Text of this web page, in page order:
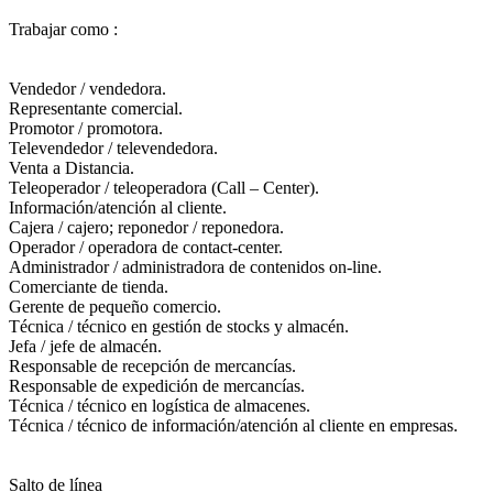
Trabajar como :
Vendedor / vendedora.
Representante comercial.
Promotor / promotora.
Televendedor / televendedora.
Venta a Distancia.
Teleoperador / teleoperadora (Call – Center).
Información/atención al cliente.
Cajera / cajero; reponedor / reponedora.
Operador / operadora de contact-center.
Administrador / administradora de contenidos on-line.
Comerciante de tienda.
Gerente de pequeño comercio.
Técnica / técnico en gestión de stocks y almacén.
Jefa / jefe de almacén.
Responsable de recepción de mercancías.
Responsable de expedición de mercancías.
Técnica / técnico en logística de almacenes.
Técnica / técnico de información/atención al cliente en empresas.
Salto de línea